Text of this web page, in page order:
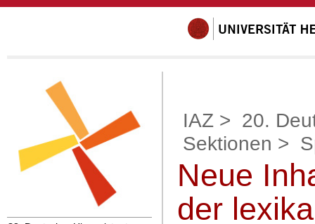
IAZ > 20.
Sektionen >
Neue
der